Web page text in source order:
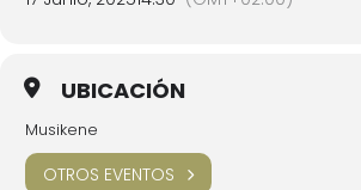
UBICACIÓN
Musikene
OTROS EVENTOS